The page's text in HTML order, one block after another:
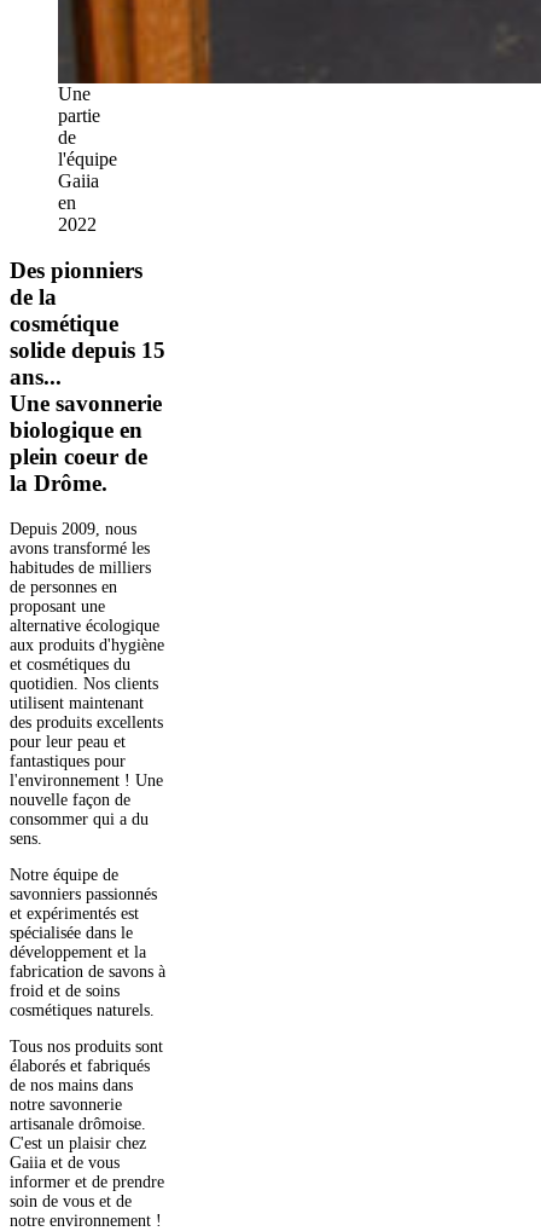
Une
partie
de
l'équipe
Gaiia
en
2022
Des pionniers
de la
cosmétique
solide depuis 15
ans...
Une savonnerie
biologique en
plein coeur de
la Drôme.
Depuis 2009, nous
avons transformé les
habitudes de milliers
de personnes en
proposant une
alternative écologique
aux produits d'hygiène
et cosmétiques du
quotidien. Nos clients
utilisent maintenant
des produits excellents
pour leur peau et
fantastiques pour
l'environnement ! Une
nouvelle façon de
consommer qui a du
sens.
Notre équipe de
savonniers passionnés
et expérimentés est
spécialisée dans le
développement et la
fabrication de savons à
froid et de soins
cosmétiques naturels.
Tous nos produits sont
élaborés et fabriqués
de nos mains dans
notre savonnerie
artisanale drômoise.
C'est un plaisir chez
Gaiia et de vous
informer et de prendre
soin de vous et de
notre environnement !